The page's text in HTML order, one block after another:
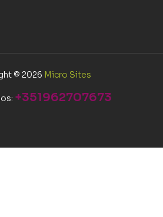
© 2026 Micro Sites
+351962707673